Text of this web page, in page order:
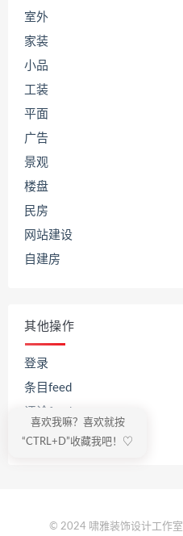
室外
家装
小品
工装
平面
广告
景观
楼盘
民房
网站建设
自建房
其他操作
登录
条目feed
WordPress.org
© 2024 啸雅装饰设计工作室
喜欢我嘛？喜欢就按
“CTRL+D”收藏我吧！♡